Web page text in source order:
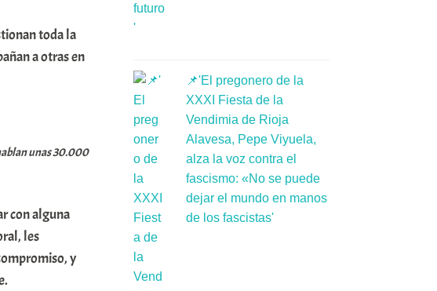
toda la
a otras en
unas 30.000
con alguna
les
y
📌'El pregonero de la
XXXI Fiesta de la
Vendimia de Rioja
Alavesa, Pepe Viyuela,
alza la voz contra el
fascismo: «No se puede
dejar el mundo en manos
de los fascistas'